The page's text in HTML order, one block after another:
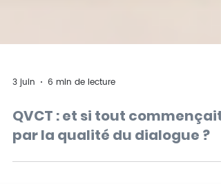
3 juin 6 min de lecture
QVCT : et si tout commençait